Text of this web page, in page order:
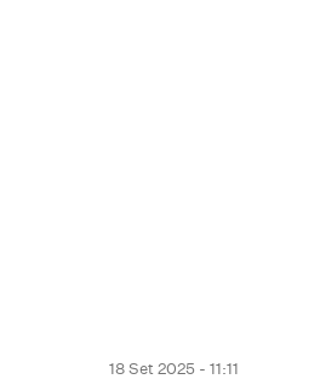
18 Set 2025 - 11:11